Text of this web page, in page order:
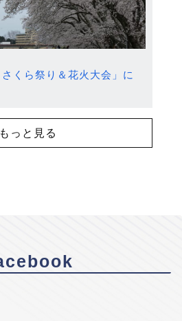
さくら祭り＆花火大会」に
もっと見る